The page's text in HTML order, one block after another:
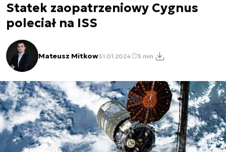
Statek zaopatrzeniowy Cygnus
poleciał na ISS
Mateusz Mitkow31.01.2024 3 min.